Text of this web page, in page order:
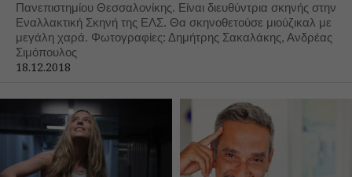
Πανεπιστημίου Θεσσαλονίκης. Είναι διευθύντρια σκηνής στην
Εναλλακτική Σκηνή της ΕΛΣ. Θα σκηνοθετούσε μιούζικαλ με
μεγάλη χαρά. Φωτογραφίες: Δημήτρης Σακαλάκης, Ανδρέας
Σιμόπουλος
18.12.2018